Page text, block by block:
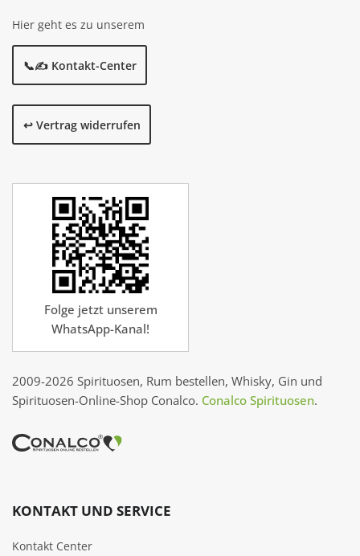
Hier geht es zu unserem
📞✍️ Kontakt-Center
↩️ Vertrag widerrufen
Folge jetzt unserem
WhatsApp-Kanal!
2009-2026 Spirituosen, Rum bestellen, Whisky, Gin und
Spirituosen-Online-Shop Conalco. Conalco Spirituosen.
KONTAKT UND SERVICE
Kontakt Center